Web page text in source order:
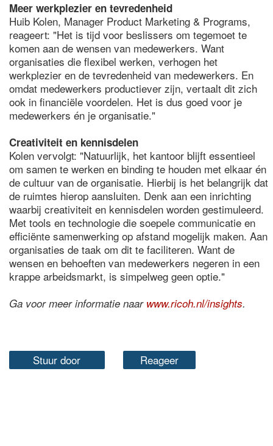
Meer werkplezier en tevredenheid
Huib Kolen, Manager Product Marketing & Programs,
reageert: "Het is tijd voor beslissers om tegemoet te
komen aan de wensen van medewerkers. Want
organisaties die flexibel werken, verhogen het
werkplezier en de tevredenheid van medewerkers. En
omdat medewerkers productiever zijn, vertaalt dit zich
ook in financiële voordelen. Het is dus goed voor je
medewerkers én je organisatie."
Creativiteit en kennisdelen
Kolen vervolgt: "Natuurlijk, het kantoor blijft essentieel
om samen te werken en binding te houden met elkaar én
de cultuur van de organisatie. Hierbij is het belangrijk dat
de ruimtes hierop aansluiten. Denk aan een inrichting
waarbij creativiteit en kennisdelen worden gestimuleerd.
Met tools en technologie die soepele communicatie en
efficiënte samenwerking op afstand mogelijk maken. Aan
organisaties de taak om dit te faciliteren. Want de
wensen en behoeften van medewerkers negeren in een
krappe arbeidsmarkt, is simpelweg geen optie."
Ga voor meer informatie naar www.ricoh.nl/insights.
Stuur door Reageer